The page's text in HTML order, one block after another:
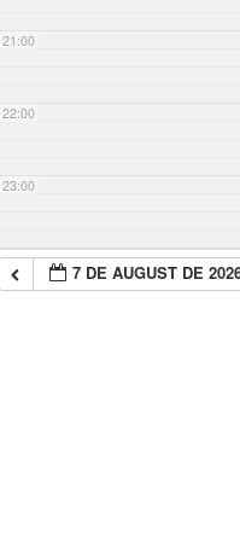
21:00
22:00
23:00
7 DE AUGUST DE